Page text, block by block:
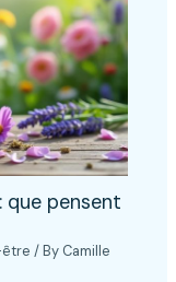
que pensent
/ By Camille